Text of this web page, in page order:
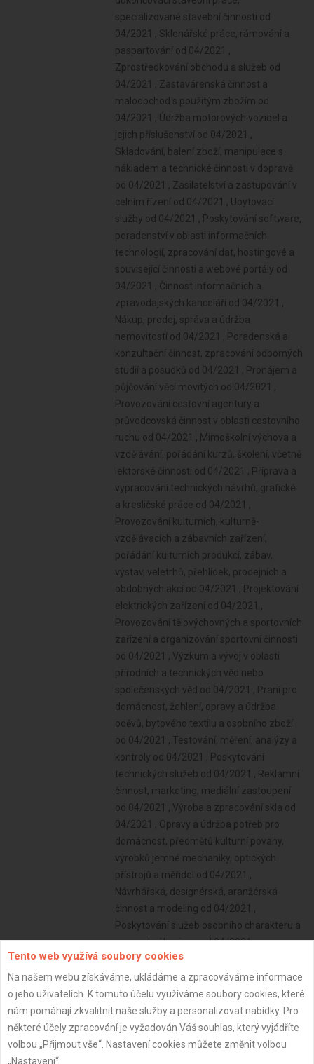
Tento web využívá soubory cookies
Na našem webu získáváme, ukládáme a zpracováváme informace
o jeho uživatelích. K tomuto účelu využíváme soubory cookies, které
nám pomáhají zkvalitnit naše služby a personalizovat nabídky. Pro
některé účely zpracování je vyžadován Váš souhlas, který vyjádříte
volbou „Přijmout vše“. Nastavení cookies můžete změnit volbou
„Nastavení“.